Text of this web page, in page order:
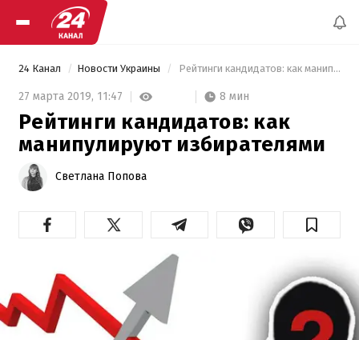
24 Канал Новости Украины Рейтинги кандидатов: как манипулируют избирателями
27 марта 2019, 11:47 8 мин
Рейтинги кандидатов: как
манипулируют избирателями
Светлана Попова